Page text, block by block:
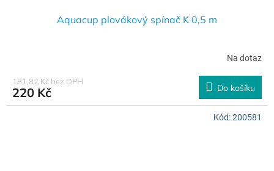
Aquacup plovákový spínač K 0,5 m
Na dotaz
181,82 Kč bez DPH
220 Kč Do košíku
Kód:200581